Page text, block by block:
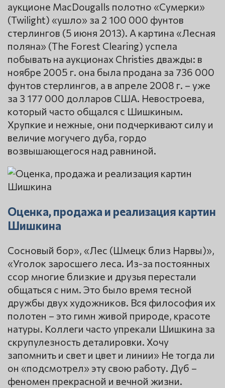
аукционе MacDougalls полотно «Сумерки»
(Twilight) «ушло» за 2 100 000 фунтов
стерлингов (5 июня 2013). А картина «Лесная
поляна» (The Forest Clearing) успела
побывать на аукционах Christies дважды: в
ноябре 2005 г. она была продана за 736 000
фунтов стерлингов, а в апреле 2008 г. – уже
за 3 177 000 долларов США. Невостроева,
который часто общался с Шишкиным.
Хрупкие и нежные, они подчеркивают силу и
величие могучего дуба, гордо
возвышающегося над равниной.
Оценка, продажа и реализация картин
Шишкина
Сосновый бор», «Лес (Шмецк близ Нарвы)»,
«Уголок заросшего леса. Из-за постоянных
ссор многие близкие и друзья перестали
общаться с ним. Это было время тесной
дружбы двух художников. Вся философия их
полотен – это гимн живой природе, красоте
натуры. Коллеги часто упрекали Шишкина за
скрупулезность деталировки. Хочу
запомнить и свет и цвет и линии» Не тогда ли
он «подсмотрел» эту свою работу. Дуб –
феномен прекрасной и вечной жизни.